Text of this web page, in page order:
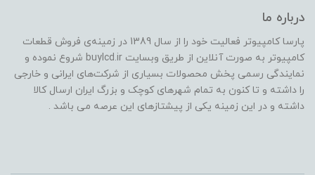
درباره ما
پارسا کامپیوتر فعالیت خود را از سال 1389 در زمینه‌ی فروش قطعات
کامپیوتر به صورت آنلاین از طریق وبسایت buylcd.ir شروع نموده و
نمایندگی رسمی پخش محصولات بسیاری از شرکت‌های ایرانی و خارجی
را داشته و تا کنون به تمام شهرهای کوچک و بزرگ ایران ارسال کالا
داشته و در این زمینه یکی از پیشتازهای این عرصه می باشد .